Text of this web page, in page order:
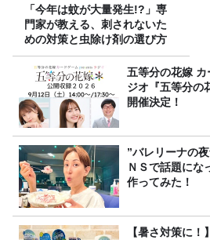
「今年は蚊が大量発生!?」専
門家が教える、刺されないた
めの対策と虫除け剤の選び方
五等分の花嫁
ジオ『五等分の
開催決定！
”バレリーナの
ＮＳで話題にな
作ってみた！
【暑さ対策に